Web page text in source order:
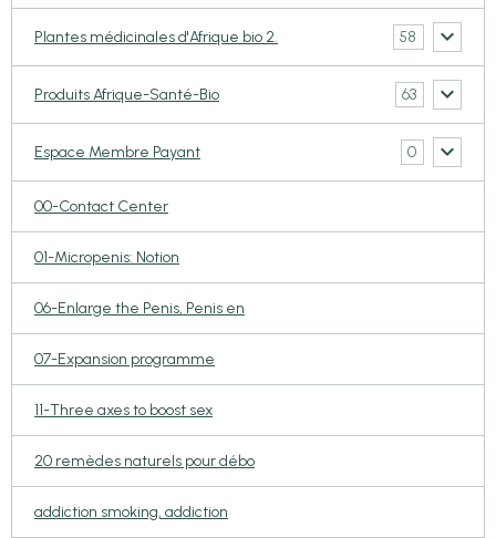
Plantes médicinales d'Afrique bio 2. 58
Produits Afrique-Santé-Bio 63
Espace Membre Payant 0
00-Contact Center
01-Micropenis: Notion
06-Enlarge the Penis, Penis en
07-Expansion programme
11-Three axes to boost sex
20 remèdes naturels pour débo
addiction smoking, addiction